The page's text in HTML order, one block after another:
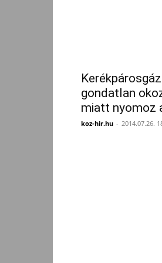
gondatlan
miatt nyomoz
koz-hir.hu - 2014.07.26.